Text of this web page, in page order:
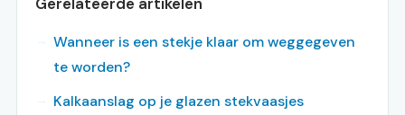
Wanneer is een stekje klaar om weggegeven
te worden?
Kalkaanslag op je glazen stekvaasjes